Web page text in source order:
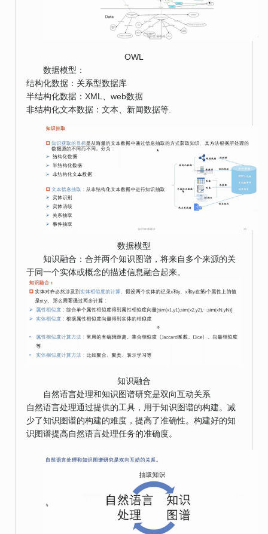
OWL
数据模型：
结构化数据：关系型数据库
半结构化数据：XML、web数据
非结构化文本数据：文本、新闻数据等.
数据模型
知识融合：合并两个知识图谱，将来自多个来源的关
于同一个实体或概念的描述信息融合起来。
知识融合
自然语言处理和知识图谱研究是双向互动关系
自然语言处理通过提供的工具，用于知识图谱的构建。减
少了知识图谱的构建的难度，提高了准确性。构建好的知
识图谱提高自然语言处理任务的准确度。